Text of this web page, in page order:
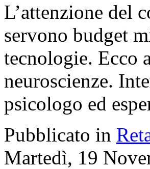
L’attenzione del
servono budget
tecnologie. Ecco
neuroscienze.
psicologo ed
Pubblicato in
Martedì, 19